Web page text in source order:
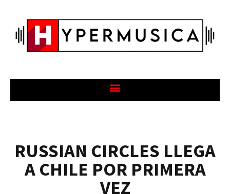
RUSSIAN CIRCLES LLEGA
A CHILE POR PRIMERA
VEZ